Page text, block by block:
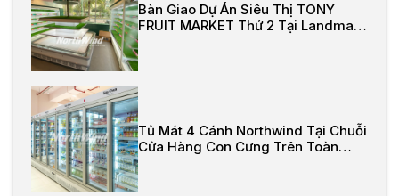
Bàn Giao Dự Án Siêu Thị TONY
FRUIT MARKET Thứ 2 Tại Landmark
Tủ Mát 4 Cánh Northwind Tại Chuỗi
Cửa Hàng Con Cưng Trên Toàn